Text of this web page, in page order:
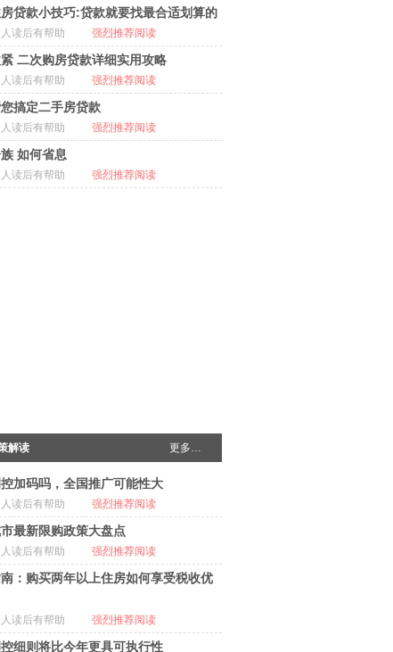
贷款小技巧:贷款就要找最合适划算的
读后有帮助 强烈推荐阅读
二次购房贷款详细实用攻略
读后有帮助 强烈推荐阅读
搞定二手房贷款
读后有帮助 强烈推荐阅读
如何省息
读后有帮助 强烈推荐阅读
解读 更多…
加码吗，全国推广可能性大
读后有帮助 强烈推荐阅读
最新限购政策大盘点
读后有帮助 强烈推荐阅读
：购买两年以上住房如何享受税收优
读后有帮助 强烈推荐阅读
细则将比今年更具可执行性